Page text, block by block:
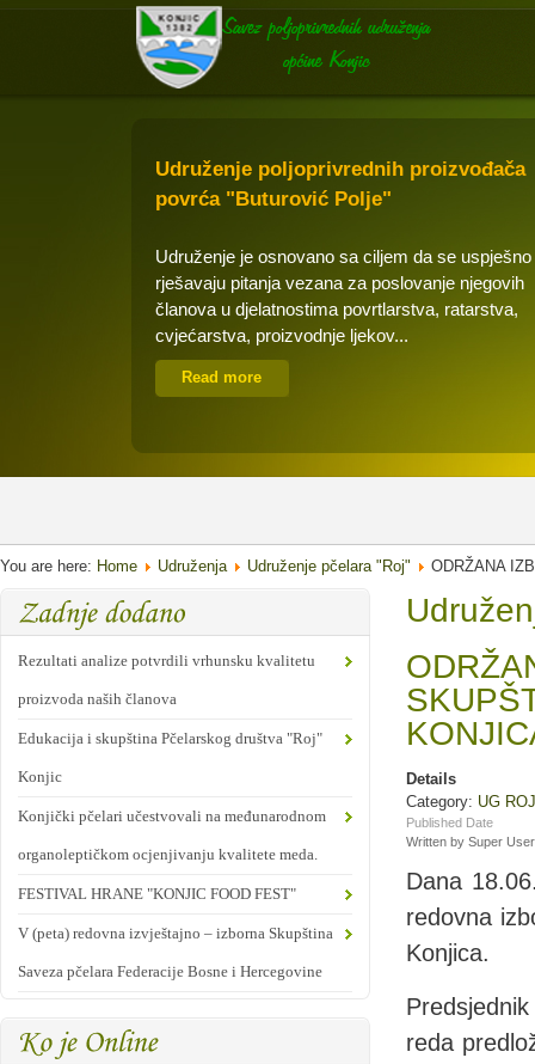
Udruženje poljoprivrednih proizvođača
povrća "Buturović Polje"
Udruženje je osnovano sa ciljem da se uspješno
rješavaju pitanja vezana za poslovanje njegovih
članova u djelatnostima povrtlarstva, ratarstva,
cvjećarstva, proizvodnje ljekov...
Read more
You are here: Home Udruženja Udruženje pčelara "Roj" ODRŽANA
Rezultati analize potvrdili vrhunsku kvalitetu
proizvoda naših članova
Edukacija i skupština Pčelarskog društva "Roj"
Konjic
Konjički pčelari učestvovali na međunarodnom
organoleptičkom ocjenjivanju kvalitete meda.
FESTIVAL HRANE "KONJIC FOOD FEST"
V (peta) redovna izvještajno – izborna Skupština
Saveza pčelara Federacije Bosne i Hercegovine
Details
Category: UG ROJ
Published Date
Written by Super User
Dana
redovna
Konjica.
reda